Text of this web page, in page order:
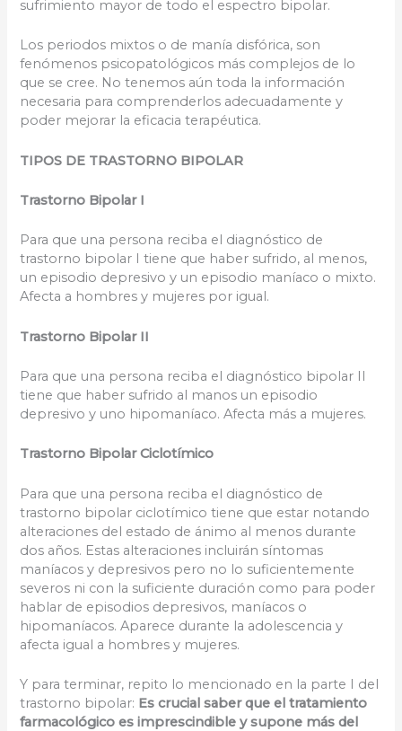
sufrimiento mayor de todo el espectro bipolar.
Los periodos mixtos o de manía disfórica, son
fenómenos psicopatológicos más complejos de lo
que se cree. No tenemos aún toda la información
necesaria para comprenderlos adecuadamente y
poder mejorar la eficacia terapéutica.
TIPOS DE TRASTORNO BIPOLAR
Trastorno Bipolar I
Para que una persona reciba el diagnóstico de
trastorno bipolar I tiene que haber sufrido, al menos,
un episodio depresivo y un episodio maníaco o mixto.
Afecta a hombres y mujeres por igual.
Trastorno Bipolar II
Para que una persona reciba el diagnóstico bipolar II
tiene que haber sufrido al manos un episodio
depresivo y uno hipomaníaco. Afecta más a mujeres.
Trastorno Bipolar Ciclotímico
Para que una persona reciba el diagnóstico de
trastorno bipolar ciclotímico tiene que estar notando
alteraciones del estado de ánimo al menos durante
dos años. Estas alteraciones incluirán síntomas
maníacos y depresivos pero no lo suficientemente
severos ni con la suficiente duración como para poder
hablar de episodios depresivos, maníacos o
hipomaníacos. Aparece durante la adolescencia y
afecta igual a hombres y mujeres.
Y para terminar, repito lo mencionado en la parte I del
trastorno bipolar: Es crucial saber que el tratamiento
farmacológico es imprescindible y supone más del